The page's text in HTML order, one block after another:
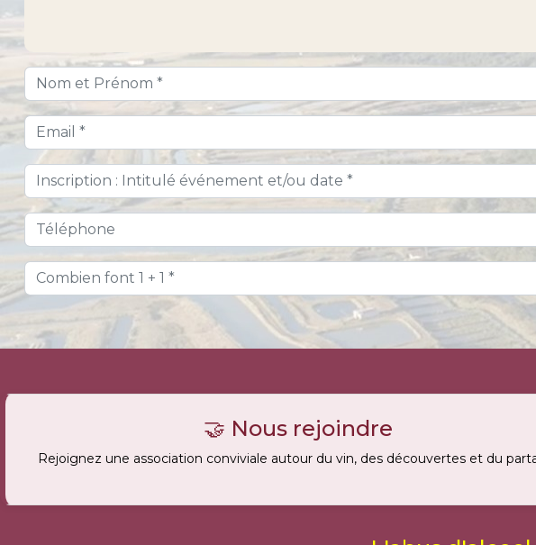
🤝 Nous rejoindre
Rejoignez une association conviviale autour du vin, des découvertes et du